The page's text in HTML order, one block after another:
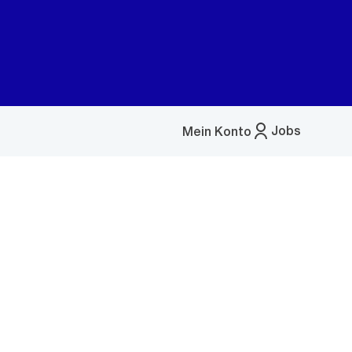
Jobs
Mein Konto
Menü